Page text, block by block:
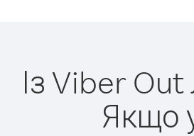
Із Viber
Якщо